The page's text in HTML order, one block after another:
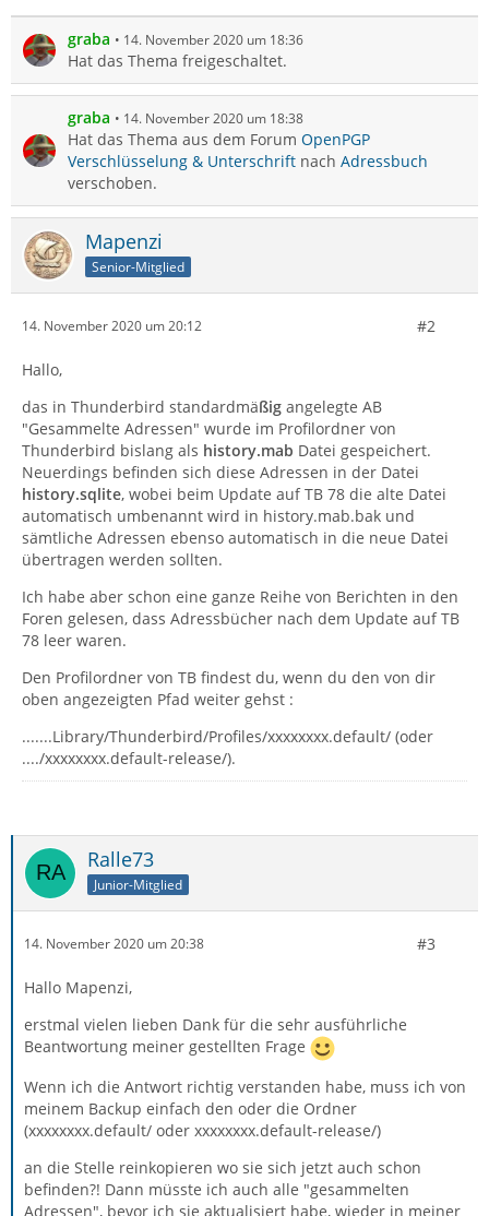
graba 14. November 2020 um 18:36
Hat das Thema freigeschaltet.
graba 14. November 2020 um 18:38
Hat das Thema aus dem Forum OpenPGP
Verschlüsselung & Unterschrift nach Adressbuch
verschoben.
Mapenzi
Senior-Mitglied
14. November 2020 um 20:12 #2
Hallo,
das in Thunderbird standardmäßig angelegte AB
"Gesammelte Adressen" wurde im Profilordner von
Thunderbird bislang als history.mab Datei gespeichert.
Neuerdings befinden sich diese Adressen in der Datei
history.sqlite, wobei beim Update auf TB 78 die alte Datei
automatisch umbenannt wird in history.mab.bak und
sämtliche Adressen ebenso automatisch in die neue Datei
übertragen werden sollten.
Ich habe aber schon eine ganze Reihe von Berichten in den
Foren gelesen, dass Adressbücher nach dem Update auf TB
78 leer waren.
Den Profilordner von TB findest du, wenn du den von dir
oben angezeigten Pfad weiter gehst :
.......Library/Thunderbird/Profiles/xxxxxxxx.default/ (oder
..../xxxxxxxx.default-release/).
Ralle73
Junior-Mitglied
14. November 2020 um 20:38 #3
Hallo Mapenzi,
erstmal vielen lieben Dank für die sehr ausführliche
Beantwortung meiner gestellten Frage
Wenn ich die Antwort richtig verstanden habe, muss ich von
meinem Backup einfach den oder die Ordner
(xxxxxxxx.default/ oder xxxxxxxx.default-release/)
an die Stelle reinkopieren wo sie sich jetzt auch schon
befinden?! Dann müsste ich auch alle "gesammelten
Adressen", bevor ich sie aktualisiert habe, wieder in meiner